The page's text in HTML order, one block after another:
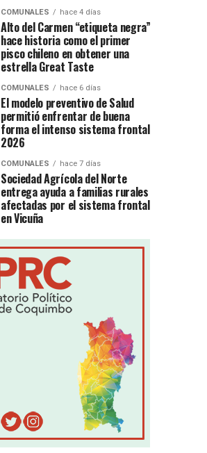
COMUNALES hace 4 días
Alto del Carmen “etiqueta negra”
hace historia como el primer
pisco chileno en obtener una
estrella Great Taste
COMUNALES hace 6 días
El modelo preventivo de Salud
permitió enfrentar de buena
forma el intenso sistema frontal
2026
COMUNALES hace 7 días
Sociedad Agrícola del Norte
entrega ayuda a familias rurales
afectadas por el sistema frontal
en Vicuña